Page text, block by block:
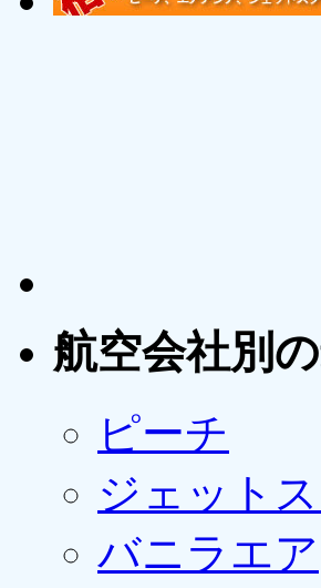
航空会社別
ピーチ
ジェット
バニラエア